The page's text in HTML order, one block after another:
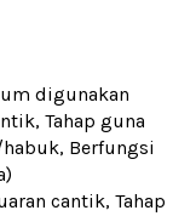
digunakan
Tahap guna
Berfungsi
cantik, Tahap